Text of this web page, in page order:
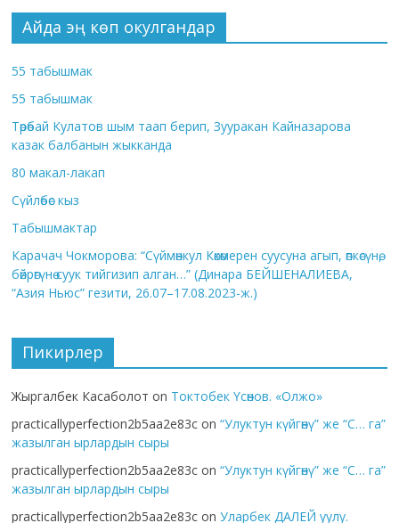
Айда эң көп окулгандар
55 табышмак
55 табышмак
Төрөбай Кулатов шым таап берип, Зууракан Кайназарова
казак балбанын жыкканда
80 макал-лакап
Сүйлөбөс кыз
Табышмактар
Карачач Чокморова: “Сүймөнкул Көкөмерен суусуна агып, өпкөсүнө,
бөйрөгүнө суук тийгизип алган…” (Динара БЕЙШЕНАЛИЕВА,
“Азия Ньюс” гезити, 26.07–17.08.2023-ж.)
Пикирлер
Жыргалбек Касаболот on Токтобек Үсөнов. «Олжо»
practicallyperfection2b5aa2e83c on“Улуктун күйгөнү” же “С… га”
жазылган ырлардын сыры
practicallyperfection2b5aa2e83c on“Улуктун күйгөнү” же “С… га”
жазылган ырлардын сыры
practicallyperfection2b5aa2e83c onУларбек ДАЛЕЙ уулу.